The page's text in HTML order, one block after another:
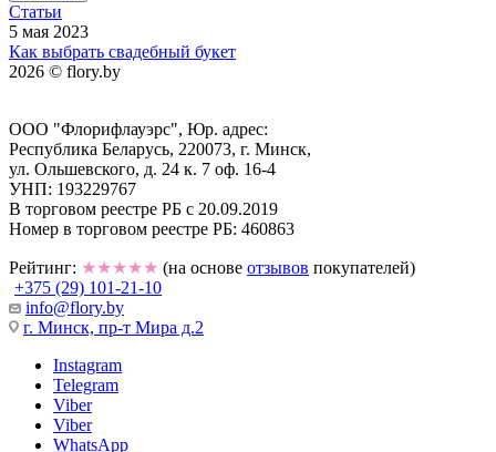
Статьи
5 мая 2023
Как выбрать свадебный букет
2026 © flory.by
ООО "Флорифлауэрс", Юр. адрес:
Республика Беларусь, 220073, г. Минск,
ул. Ольшевского, д. 24 к. 7 оф. 16-4
УНП: 193229767
В торговом реестре РБ с 20.09.2019
Номер в торговом реестре РБ: 460863
Рейтинг: ★★★★★ (на основе отзывов покупателей)
+375 (29) 101-21-10
info@flory.by
г. Минск, пр-т Мира д.2
Instagram
Telegram
Viber
Viber
WhatsApp